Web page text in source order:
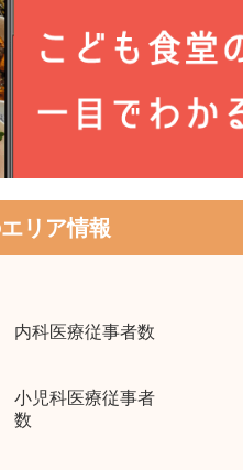
リア情報
内科医療従事者数
小児科医療従事者
数